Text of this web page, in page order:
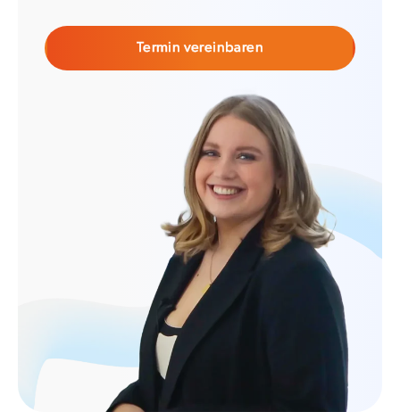
Termin vereinbaren